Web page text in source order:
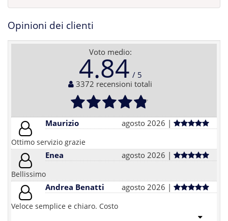
Opinioni dei clienti
Voto medio:
4.84
3372 recensioni totali
Maurizio agosto 2026 |
Ottimo servizio grazie
Enea agosto 2026 |
Bellissimo
Andrea Benatti agosto 2026 |
Veloce semplice e chiaro. Costo